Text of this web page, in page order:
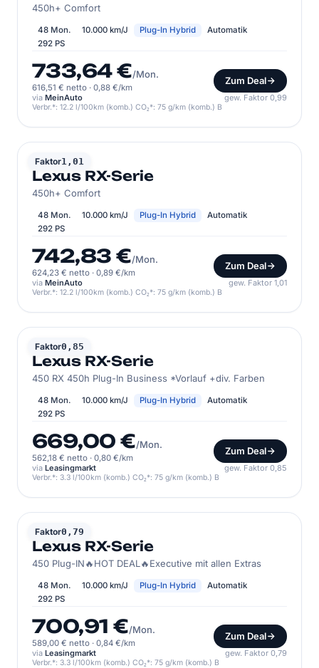
450h+ Comfort
48 Mon. 10.000 km/J Plug-In Hybrid
Automatik
292 PS
733,64 €/Mon.
616,51 € netto · 0,88 €/km
Zum Deal
via MeinAuto gew. Faktor 0,99
Verbr.*: 12.2 l/100km (komb.) CO₂*: 75 g/km (komb.) B
Faktor1,01
LEXUS
Lexus RX-Serie
450h+ Comfort
48 Mon. 10.000 km/J Plug-In Hybrid
Automatik
292 PS
742,83 €/Mon.
624,23 € netto · 0,89 €/km
Zum Deal
via MeinAuto gew. Faktor 1,01
Verbr.*: 12.2 l/100km (komb.) CO₂*: 75 g/km (komb.) B
Faktor0,85
LEXUS
Lexus RX-Serie
450 RX 450h Plug-In Business *Vorlauf +div. Farben
48 Mon. 10.000 km/J Plug-In Hybrid
Automatik
292 PS
669,00 €/Mon.
562,18 € netto · 0,80 €/km
Zum Deal
via Leasingmarkt gew. Faktor 0,85
Verbr.*: 3.3 l/100km (komb.) CO₂*: 75 g/km (komb.) B
Faktor0,79
LEXUS
Lexus RX-Serie
450 Plug-IN🔥HOT DEAL🔥Executive mit allen Extras
48 Mon. 10.000 km/J Plug-In Hybrid
Automatik
292 PS
700,91 €/Mon.
589,00 € netto · 0,84 €/km
Zum Deal
via Leasingmarkt gew. Faktor 0,79
Verbr.*: 3.3 l/100km (komb.) CO₂*: 75 g/km (komb.) B